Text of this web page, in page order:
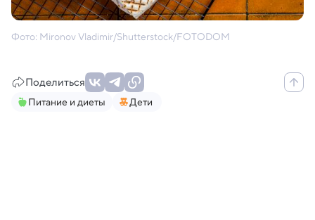
Фото: Mironov Vladimir/Shutterstock/FOTODOM
Поделиться
Питание и диеты Дети